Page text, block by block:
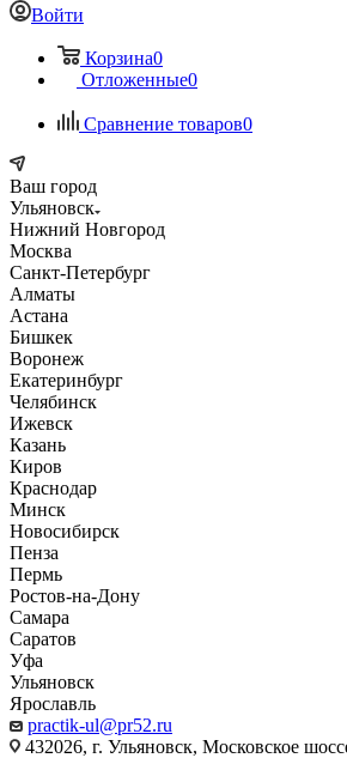
Войти
Корзина0
Отложенные0
Сравнение товаров0
Ваш город
Ульяновск
Нижний Новгород
Москва
Санкт-Петербург
Алматы
Астана
Бишкек
Воронеж
Екатеринбург
Челябинск
Ижевск
Казань
Киров
Краснодар
Минск
Новосибирск
Пенза
Пермь
Ростов-на-Дону
Самара
Саратов
Уфа
Ульяновск
Ярославль
practik-ul@pr52.ru
432026, г. Ульяновск, Московское